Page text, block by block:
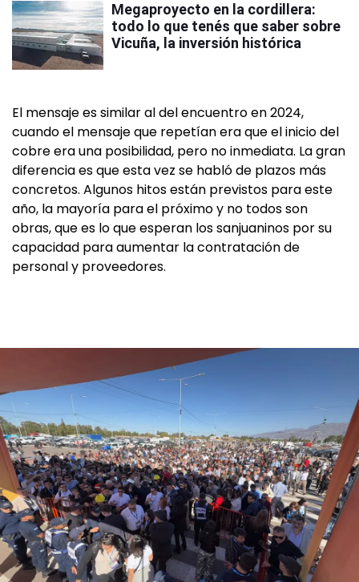
Megaproyecto en la cordillera:
todo lo que tenés que saber sobre
Vicuña, la inversión histórica
El mensaje es similar al del encuentro en 2024,
cuando el mensaje que repetían era que el inicio del
cobre era una posibilidad, pero no inmediata. La gran
diferencia es que esta vez se habló de plazos más
concretos. Algunos hitos están previstos para este
año, la mayoría para el próximo y no todos son
obras, que es lo que esperan los sanjuaninos por su
capacidad para aumentar la contratación de
personal y proveedores.